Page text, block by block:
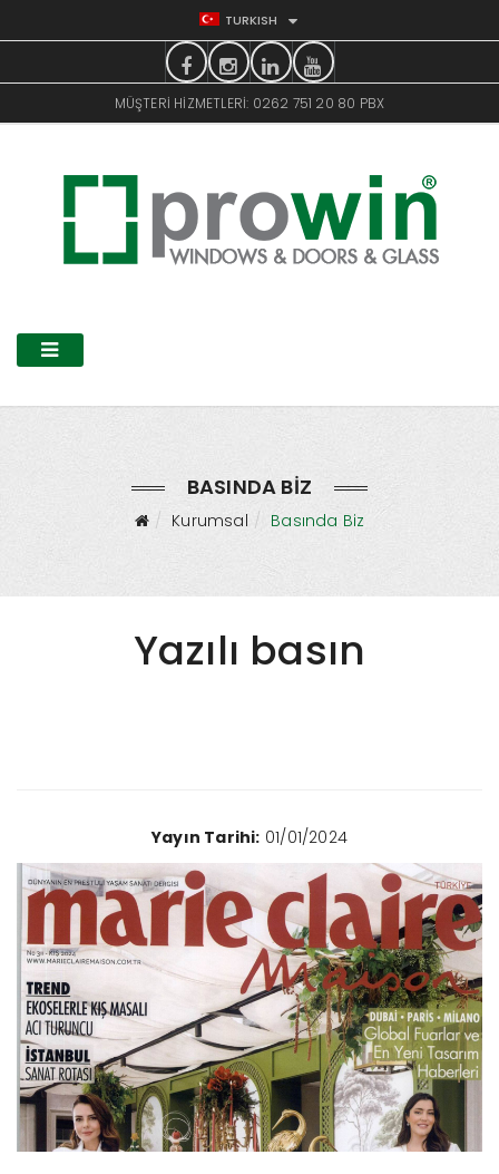
TURKISH
MÜŞTERI HIZMETLERI: 0262 751 20 80 PBX
BASINDA BIZ
Kurumsal Basında Biz
Yazılı basın
Yayın Tarihi: 01/01/2024